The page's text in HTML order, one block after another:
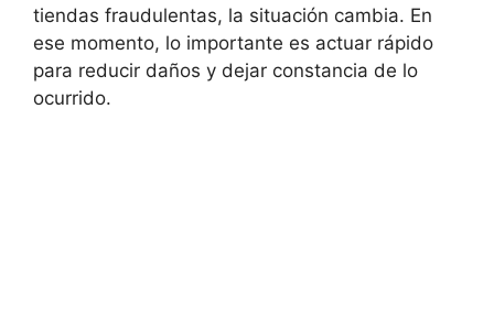
tiendas fraudulentas, la situación cambia. En
ese momento, lo importante es actuar rápido
para reducir daños y dejar constancia de lo
ocurrido.